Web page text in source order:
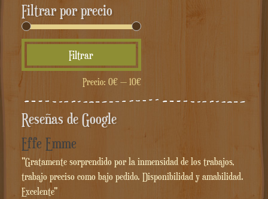
Filtrar por precio
mínimo
máximo
Filtrar
Precio: 0€— 10€
Reseñas de Google
Effe Emme
"Gratamente sorprendido por la inmensidad de los trabajos,
trabajo preciso como bajo pedido. Disponibilidad y amabilidad.
Excelente"